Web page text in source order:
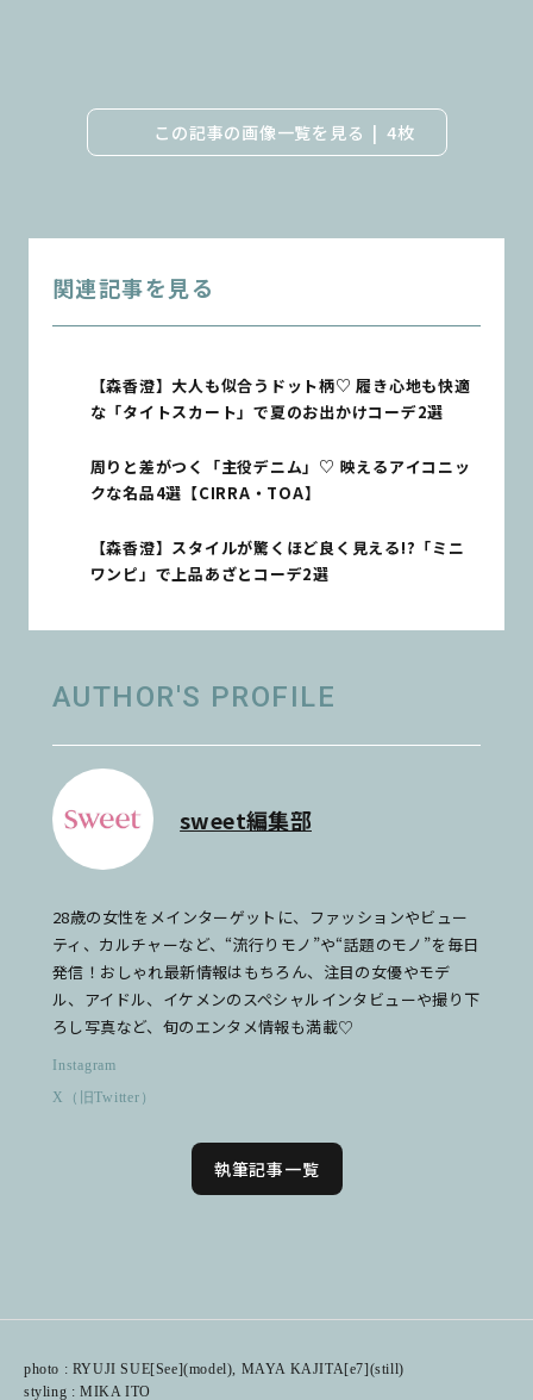
この記事の画像一覧を見る 4枚
関連記事を見る
【森香澄】大人も似合うドット柄♡ 履き心地も快適
な「タイトスカート」で夏のお出かけコーデ2選
周りと差がつく「主役デニム」♡ 映えるアイコニッ
クな名品4選【CIRRA・TOA】
【森香澄】スタイルが驚くほど良く見える!?「ミニ
ワンピ」で上品あざとコーデ2選
AUTHOR'S PROFILE
sweet編集部
28歳の女性をメインターゲットに、ファッションやビュー
ティ、カルチャーなど、“流行りモノ”や“話題のモノ”を毎日
発信！おしゃれ最新情報はもちろん、注目の女優やモデ
ル、アイドル、イケメンのスペシャルインタビューや撮り下
ろし写真など、旬のエンタメ情報も満載♡
Instagram
X（旧Twitter）
執筆記事一覧
photo : RYUJI SUE[See](model), MAYA KAJITA[e7](still)
styling : MIKA ITO